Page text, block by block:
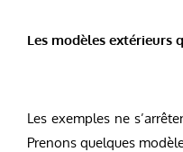
Les modèles extérieurs
Les exemples ne
Prenons quelques